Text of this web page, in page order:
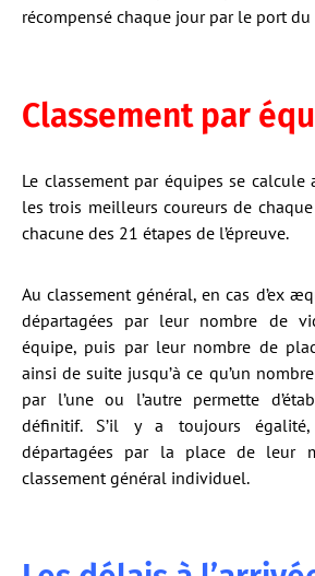
récompensé chaque jour par le port
Classement par
Le classement par équipes se calcule
les trois meilleurs coureurs de
chacune des 21 étapes de l’épreuve.
Au classement général, en cas d’ex
départagées par leur nombre de
équipe, puis par leur nombre de
ainsi de suite jusqu’à ce qu’un
par l’une ou l’autre permette
définitif. S’il y a toujours
départagées par la place de leur
classement général individuel.